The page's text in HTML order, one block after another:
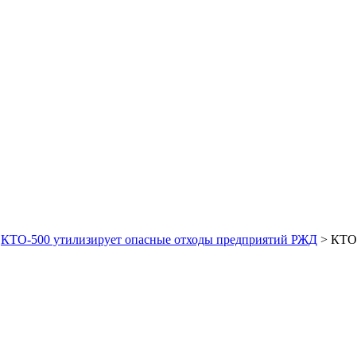
КТО-500 утилизирует опасные отходы предприятий РЖД >